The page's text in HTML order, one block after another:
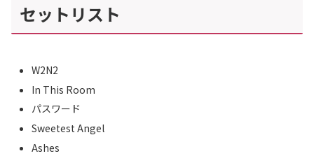
セットリスト
W2N2
In This Room
パスワード
Sweetest Angel
Ashes